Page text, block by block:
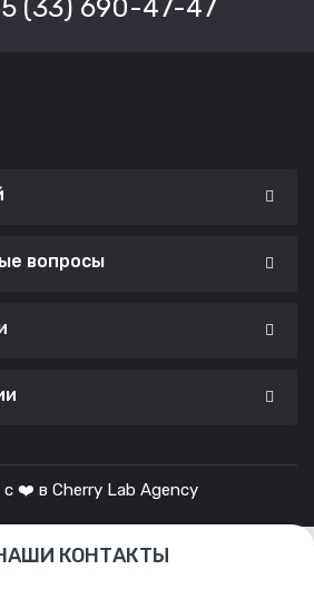
(33) 690-47-47
вопросы
с ❤️ в Cherry Lab Agency
КОНТАКТЫ